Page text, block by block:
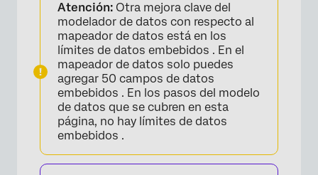
Atención: Otra mejora clave del
modelador de datos con respecto al
mapeador de datos está en los
límites de datos embebidos . En el
mapeador de datos solo puedes
agregar 50 campos de datos
embebidos . En los pasos del modelo
de datos que se cubren en esta
página, no hay límites de datos
embebidos .